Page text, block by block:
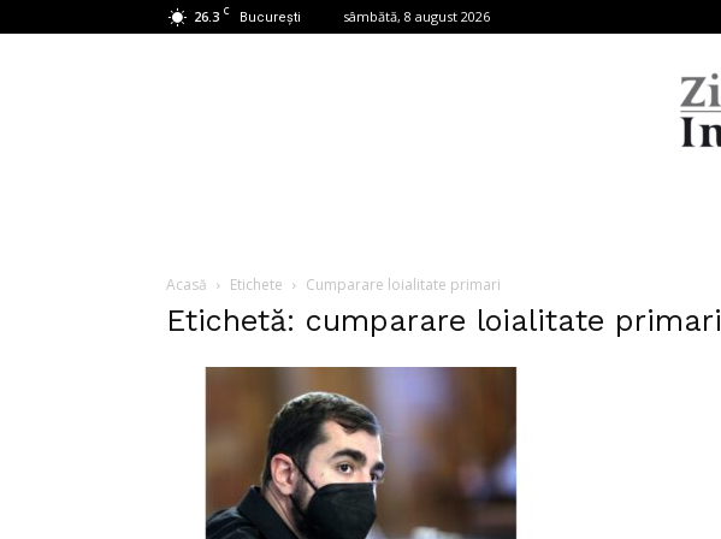
26.3 C București sâmbătă, 8 august 2026
Acasă Etichete Cumparare loialitate primari
Etichetă: cumparare loialitate primari